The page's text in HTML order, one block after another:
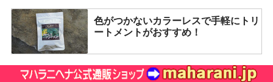
色がつかないカラーレスで手軽にトリ
ートメントがおすすめ！